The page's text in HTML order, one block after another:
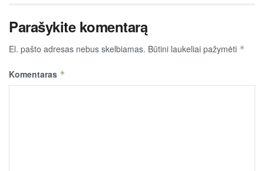
Parašykite komentarą
El. pašto adresas nebus skelbiamas. Būtini laukeliai pažymėti *
Komentaras *